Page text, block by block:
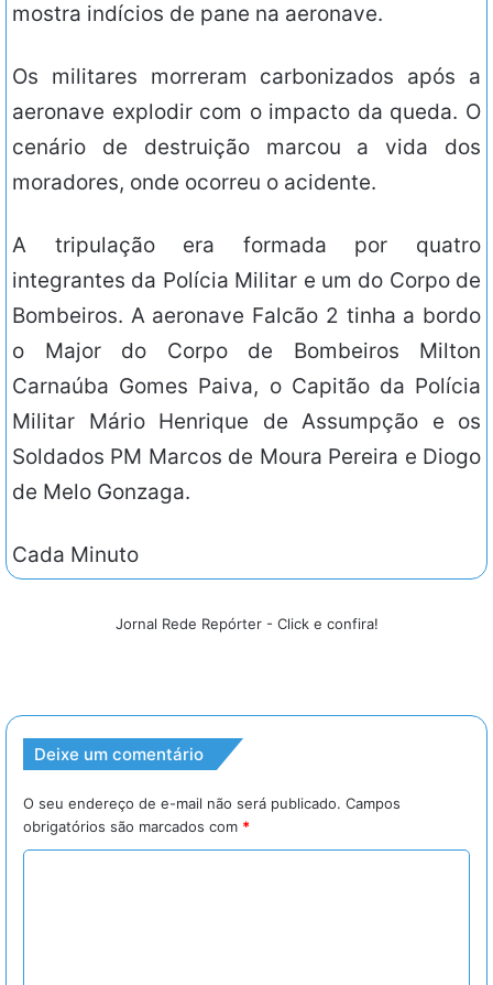
mostra indícios de pane na aeronave.
Os militares morreram carbonizados após a
aeronave explodir com o impacto da queda. O
cenário de destruição marcou a vida dos
moradores, onde ocorreu o acidente.
A tripulação era formada por quatro
integrantes da Polícia Militar e um do Corpo de
Bombeiros. A aeronave Falcão 2 tinha a bordo
o Major do Corpo de Bombeiros Milton
Carnaúba Gomes Paiva, o Capitão da Polícia
Militar Mário Henrique de Assumpção e os
Soldados PM Marcos de Moura Pereira e Diogo
de Melo Gonzaga.
Cada Minuto
Jornal Rede Repórter - Click e confira!
Deixe um comentário
O seu endereço de e-mail não será publicado. Campos
obrigatórios são marcados com *